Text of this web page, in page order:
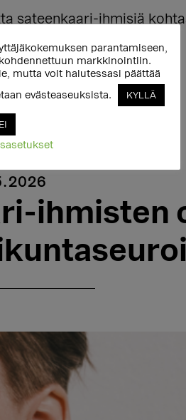
sateenkaari-ihmisiä
ihmisten
parantamiseen,
markkinointiin.
mutta voit halutessasi päättää
evästeaseuksista.
KYLLÄ
EI